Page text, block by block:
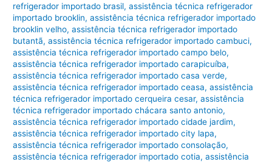
refrigerador importado brasil,assistência técnica refrigerador
importado brooklin,assistência técnica refrigerador importado
brooklin velho,assistência técnica refrigerador importado
butantã,assistência técnica refrigerador importado cambuci,
assistência técnica refrigerador importado campo belo,
assistência técnica refrigerador importado carapicuíba,
assistência técnica refrigerador importado casa verde,
assistência técnica refrigerador importado ceasa,assistência
técnica refrigerador importado cerqueira cesar,assistência
técnica refrigerador importado chácara santo antonio,
assistência técnica refrigerador importado cidade jardim,
assistência técnica refrigerador importado city lapa,
assistência técnica refrigerador importado consolação,
assistência técnica refrigerador importado cotia,assistência